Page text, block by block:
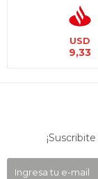
USD
9,33